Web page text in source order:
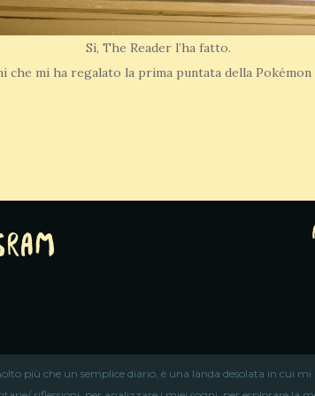
Sì, The Reader l’ha fatto.
che mi ha regalato la prima puntata della Pokémon
più che un semplice diario, è una landa desolata in cui